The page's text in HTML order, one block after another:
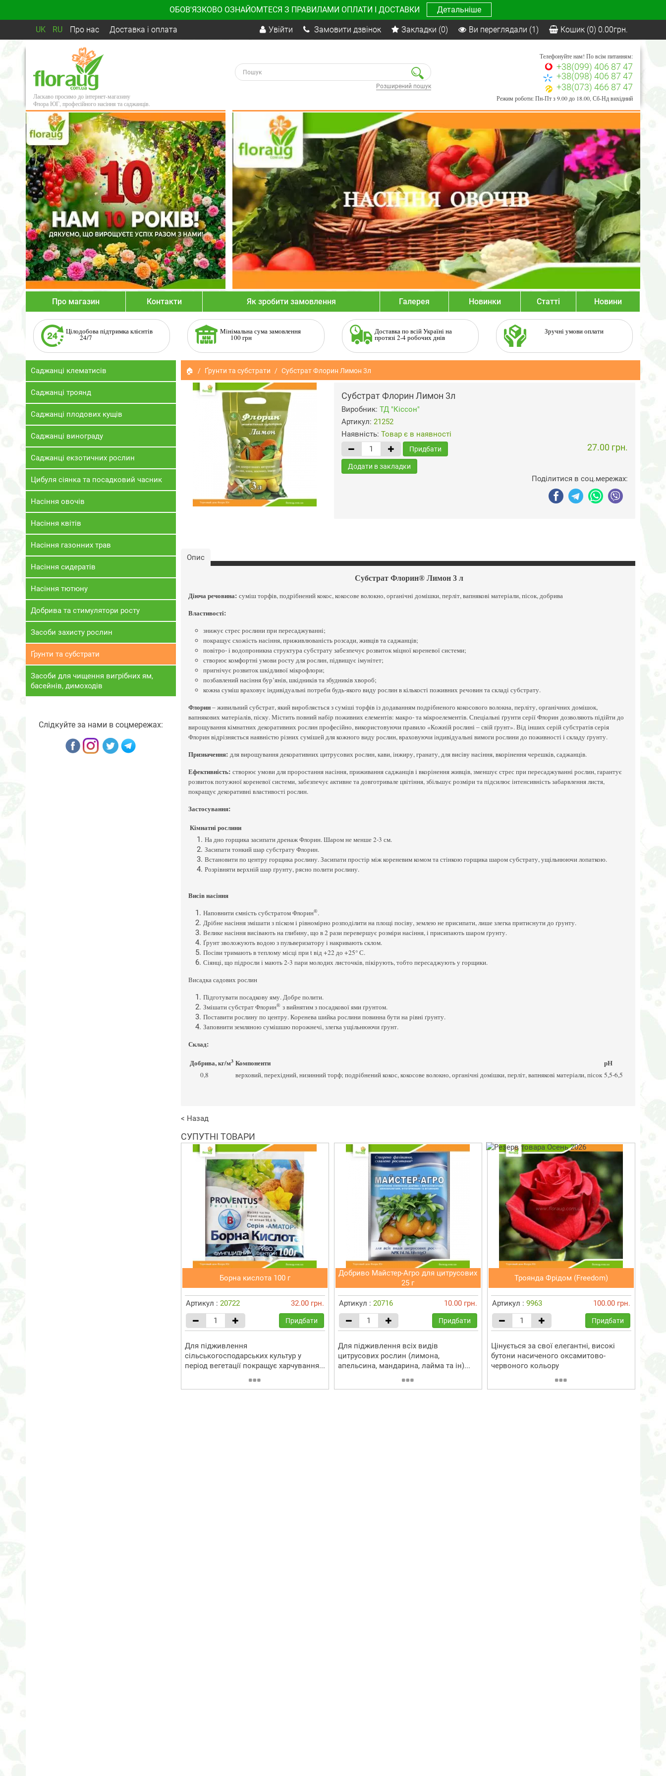
ОБОВ'ЯЗКОВО ОЗНАЙОМТЕСЯ З ПРАВИЛАМИ ОПЛАТИ І ДОСТАВКИ Детальніше
UK RU Про нас Доставка і оплата Увійти Замовити дзвінок Закладки (0) Ви переглядали (1) Кошик (0) 0.00грн.
Ласкаво просимо до інтернет-магазину
Флора ЮГ, професійного насіння та саджанців.
Розширений пошук
Телефонуйте нам! По всім питанням:
+38(099) 406 87 47
+38(098) 406 87 47
+38(073) 466 87 47
Режим роботи: Пн-Пт з 9.00 до 18.00, Сб-Нд вихідний
Про магазин Контакти Як зробити замовлення Галерея Новинки Статті Новини
Цілодобова підтримка клієнтів
24/7
Мінімальна сума замовлення
100 грн
Доставка по всій Україні на
протязі 2-4 робочих днів
Зручні умови оплати
Саджанці клематисів
Саджанці троянд
Саджанці плодових кущів
Саджанці винограду
Саджанці екзотичних рослин
Цибуля сіянка та посадковий часник
Насіння овочів
Насіння квітів
Насіння газонних трав
Насіння сидератів
Насіння тютюну
Добрива та стимулятори росту
Засоби захисту рослин
Ґрунти та субстрати
Засоби для чищення вигрібних ям,
басейнів, димоходів
Слідкуйте за нами в соцмережах:
🏠 Ґрунти та субстрати Субстрат Флорин Лимон 3л
Субстрат Флорин Лимон 3л
Виробник: ТД "Кіссон"
Артикул: 21252
Наявність: Товар є в наявності
Придбати 27.00 грн.
Додати в закладки
Поділитися в соц.мережах:
Опис
Субстрат Флорин® Лимон 3 л
Діюча речовина: суміш торфів, подрібнений кокос, кокосове волокно, органічні домішки, перліт, вапнякові матеріали, пісок, добрива
Властивості:
знижує стрес рослини при пересаджуванні;
покращує схожість насіння, приживлюваність розсади, живців та саджанців;
повітро- і водопроникна структура субстрату забезпечує розвиток міцної кореневої системи;
створює комфортні умови росту для рослин, підвищує імунітет;
пригнічує розвиток шкідливої мікрофлори;
позбавлений насіння бур’янів, шкідників та збудників хвороб;
кожна суміш враховує індивідуальні потреби будь-якого виду рослин в кількості поживних речовин та складі субстрату.
Флорин– живильний субстрат, який виробляється з суміші торфів із додаванням подрібненого кокосового волокна, перліту, органічних домішок,
вапнякових матеріалів, піску. Містить повний набір поживних елементів: макро- та мікроелементів. Спеціальні ґрунти серії Флорин дозволяють підійти до
вирощування кімнатних декоративних рослин професійно, використовуючи правило «Кожній рослині – свій ґрунт». Від інших серій субстратів серія
Флоринвідрізняється наявністю різних сумішей для кожного виду рослин, враховуючи індивідуальні вимоги рослини до поживності і складу ґрунту.
Призначення:для вирощування декоративних цитрусових рослин, кави, інжиру, гранату, для висіву насіння, вкорінення черешків, саджанців.
Ефективність:створює умови для проростання насіння, приживання саджанців і вкорінення живців, зменшує стрес при пересаджуванні рослин, гарантує
розвиток потужної кореневої системи, забезпечує активне та довготривале цвітіння, збільшує розміри та підсилює інтенсивність забарвлення листя,
покращує декоративні властивості рослин.
Застосування:
Кімнатні рослини
На дно горщика засипати дренаж Флорин. Шаром не менше 2-3 см.
Засипати тонкий шар субстрату Флорин.
Встановити по центру горщика рослину. Засипати простір між кореневим комом та стінкою горщика шаром субстрату, ущільнюючи лопаткою.
Розрівняти верхній шар ґрунту, рясно полити рослину.
Висів насіння
Наповнити ємність субстратом Флорин®.
Дрібне насіння змішати з піском і рівномірно розподілити на площі посіву, землею не присипати, лише злегка притиснути до ґрунту.
Велике насіння висівають на глибину, що в 2 рази перевершує розміри насіння, і присипають шаром ґрунту.
Ґрунт зволожують водою з пульверизатору і накривають склом.
Посіви тримають в теплому місці при t від +22 до +25° С.
Сіянці, що підросли і мають 2-3 пари молодих листочків, пікірують, тобто пересаджують у горщики.
Висадка садових рослин
Підготувати посадкову яму. Добре полити.
Змішати субстрат Флорин®з вийнятим з посадкової ями ґрунтом.
Поставити рослину по центру. Коренева шийка рослини повинна бути на рівні ґрунту.
Заповнити земляною сумішшю порожнечі, злегка ущільнюючи ґрунт.
Склад:
Добрива, кг/м3 Компоненти рН
0,8 верховий, перехідний, низинний торф; подрібнений кокос, кокосове волокно, органічні домішки, перліт, вапнякові матеріали, пісок 5,5-6,5
< Назад
СУПУТНІ ТОВАРИ
Борна кислота 100 г
Артикул : 20722 32.00 грн.
Придбати
Для підживлення
сільськогосподарських культур у
період вегетації покращує харчування...
Добриво Майстер-Агро для цитрусових
25 г
Артикул : 20716 10.00 грн.
Придбати
Для підживлення всіх видів
цитрусових рослин (лимона,
апельсина, мандарина, лайма та ін)...
Троянда Фрідом (Freedom)
Артикул : 9963 100.00 грн.
Придбати
Цінується за свої елегантні, високі
бутони насиченого оксамитово-
червоного кольору